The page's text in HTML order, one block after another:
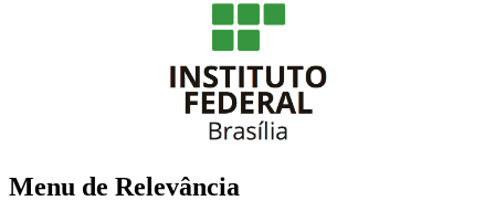
Menu de Relevância